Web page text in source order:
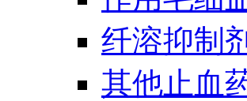
纤溶抑制
其他止血